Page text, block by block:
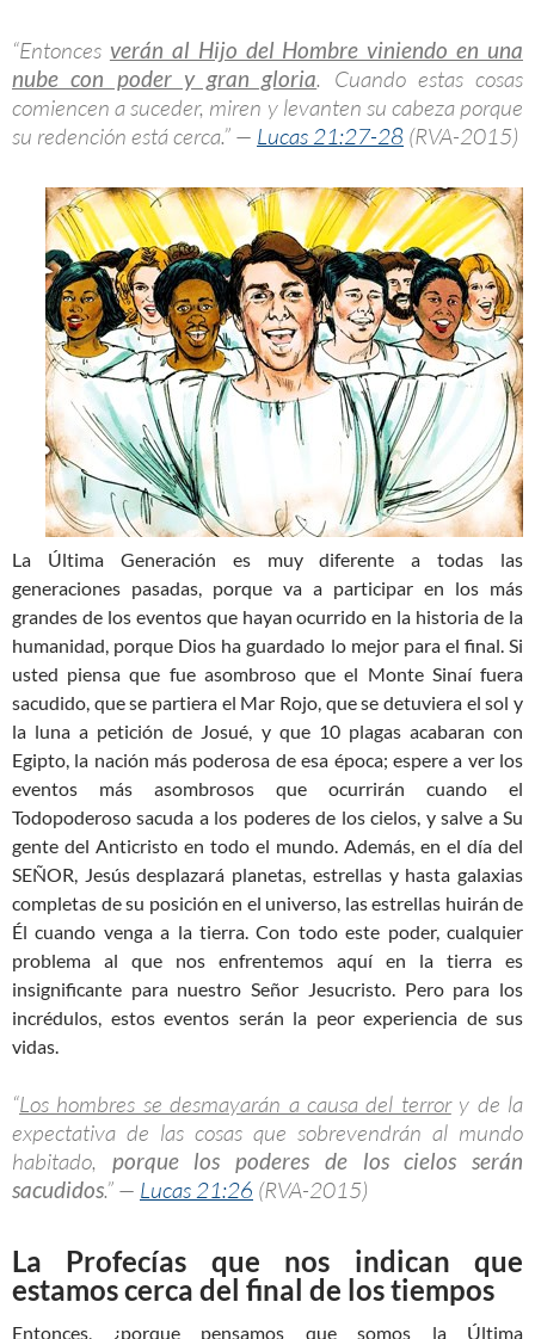
“Entonces verán al Hijo del Hombre viniendo en una
nube con poder y gran gloria. Cuando estas cosas
comiencen a suceder, miren y levanten su cabeza porque
su redención está cerca.” — Lucas 21:27-28 (RVA-2015)
La Última Generación es muy diferente a todas las
generaciones pasadas, porque va a participar en los más
grandes de los eventos que hayan ocurrido en la historia de la
humanidad, porque Dios ha guardado lo mejor para el final. Si
usted piensa que fue asombroso que el Monte Sinaí fuera
sacudido, que se partiera el Mar Rojo, que se detuviera el sol y
la luna a petición de Josué, y que 10 plagas acabaran con
Egipto, la nación más poderosa de esa época; espere a ver los
eventos más asombrosos que ocurrirán cuando el
Todopoderoso sacuda a los poderes de los cielos, y salve a Su
gente del Anticristo en todo el mundo. Además, en el día del
SEÑOR, Jesús desplazará planetas, estrellas y hasta galaxias
completas de su posición en el universo, las estrellas huirán de
Él cuando venga a la tierra. Con todo este poder, cualquier
problema al que nos enfrentemos aquí en la tierra es
insignificante para nuestro Señor Jesucristo. Pero para los
incrédulos, estos eventos serán la peor experiencia de sus
vidas.
“Los hombres se desmayarán a causa del terrory de la
expectativa de las cosas que sobrevendrán al mundo
habitado, porque los poderes de los cielos serán
sacudidos.” — Lucas 21:26 (RVA-2015)
La Profecías que nos indican que
estamos cerca del final de los tiempos
Entonces, ¿porque pensamos que somos la Última